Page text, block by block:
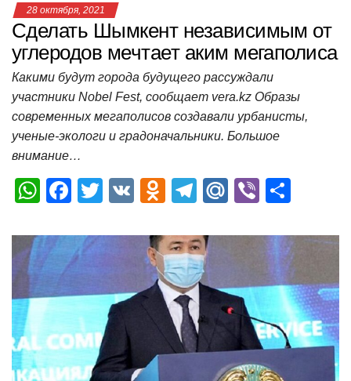
28 октября, 2021
Сделать Шымкент независимым от
углеродов мечтает аким мегаполиса
Какими будут города будущего рассуждали
участники Nobel Fest, сообщает vera.kz Образы
современных мегаполисов создавали урбанисты,
ученые-экологи и градоначальники. Большое
внимание…
W
at
s
A
p
p
F
c
e
b
o
o
k
T
tt
V
O
n
o
kl
a
ss
T
e
gr
a
m
M
.R
u
Vi
er п
р
а
в
и